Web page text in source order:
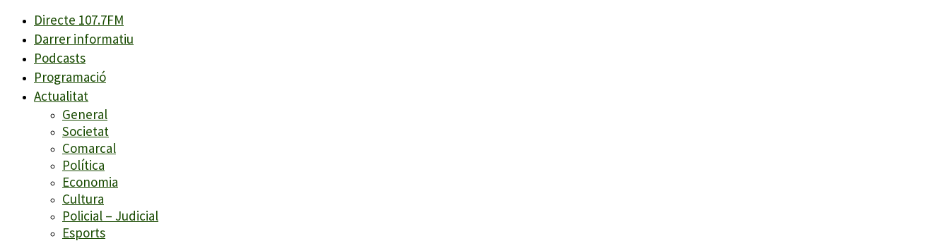
Directe 107.7FM
Darrer informatiu
Podcasts
Programació
Actualitat
General
Societat
Comarcal
Política
Economia
Cultura
Policial – Judicial
Esports